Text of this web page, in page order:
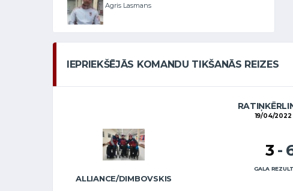
Agris Lasmans
IEPRIEKŠĒJĀS KOMANDU TIKŠANĀS REIZES
19/04/2022
ALLIANCE/DIMBOVSKIS
3 -
GALA